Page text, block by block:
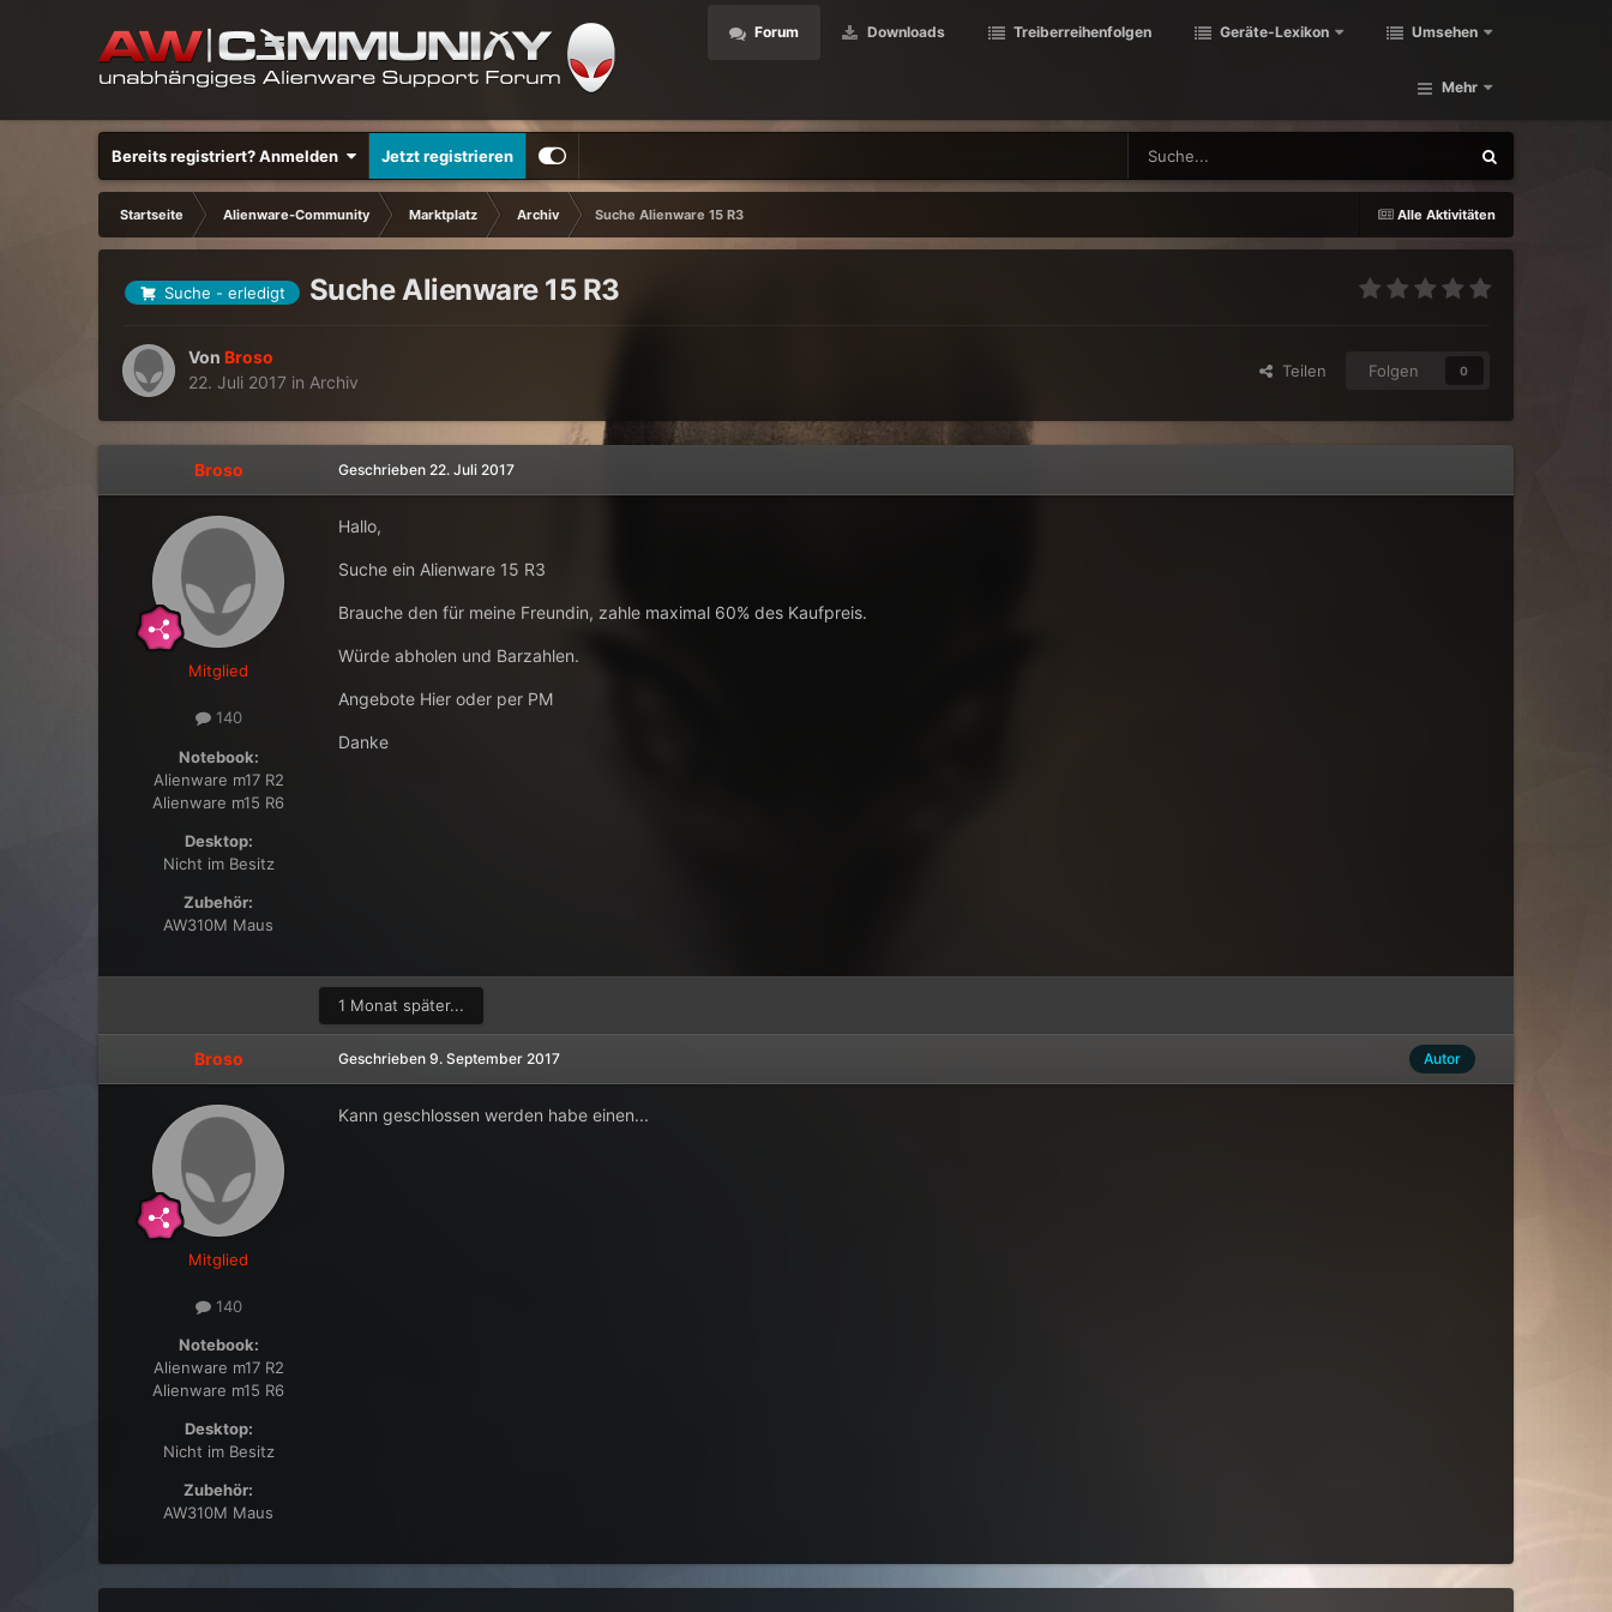
Forum Downloads Treiberreihenfolgen Geräte-Lexikon Umsehen
Mehr
Bereits registriert? Anmelden Jetzt registrieren
Alle Aktivitäten
Startseite Alienware-Community Marktplatz Archiv Suche Alienware 15 R3
Suche - erledigt Suche Alienware 15 R3
VonBroso
22. Juli 2017 in Archiv
Teilen Folgen 0
Broso
Mitglied
140
Notebook:
Alienware m17 R2
Alienware m15 R6
Desktop:
Nicht im Besitz
Zubehör:
AW310M Maus
Geschrieben22. Juli 2017
Hallo,
Suche ein Alienware 15 R3
Brauche den für meine Freundin, zahle maximal 60% des Kaufpreis.
Würde abholen und Barzahlen.
Angebote Hier oder per PM
Danke
1 Monat später...
Broso
Mitglied
140
Notebook:
Alienware m17 R2
Alienware m15 R6
Desktop:
Nicht im Besitz
Zubehör:
AW310M Maus
Autor
Geschrieben9. September 2017
Kann geschlossen werden habe einen...